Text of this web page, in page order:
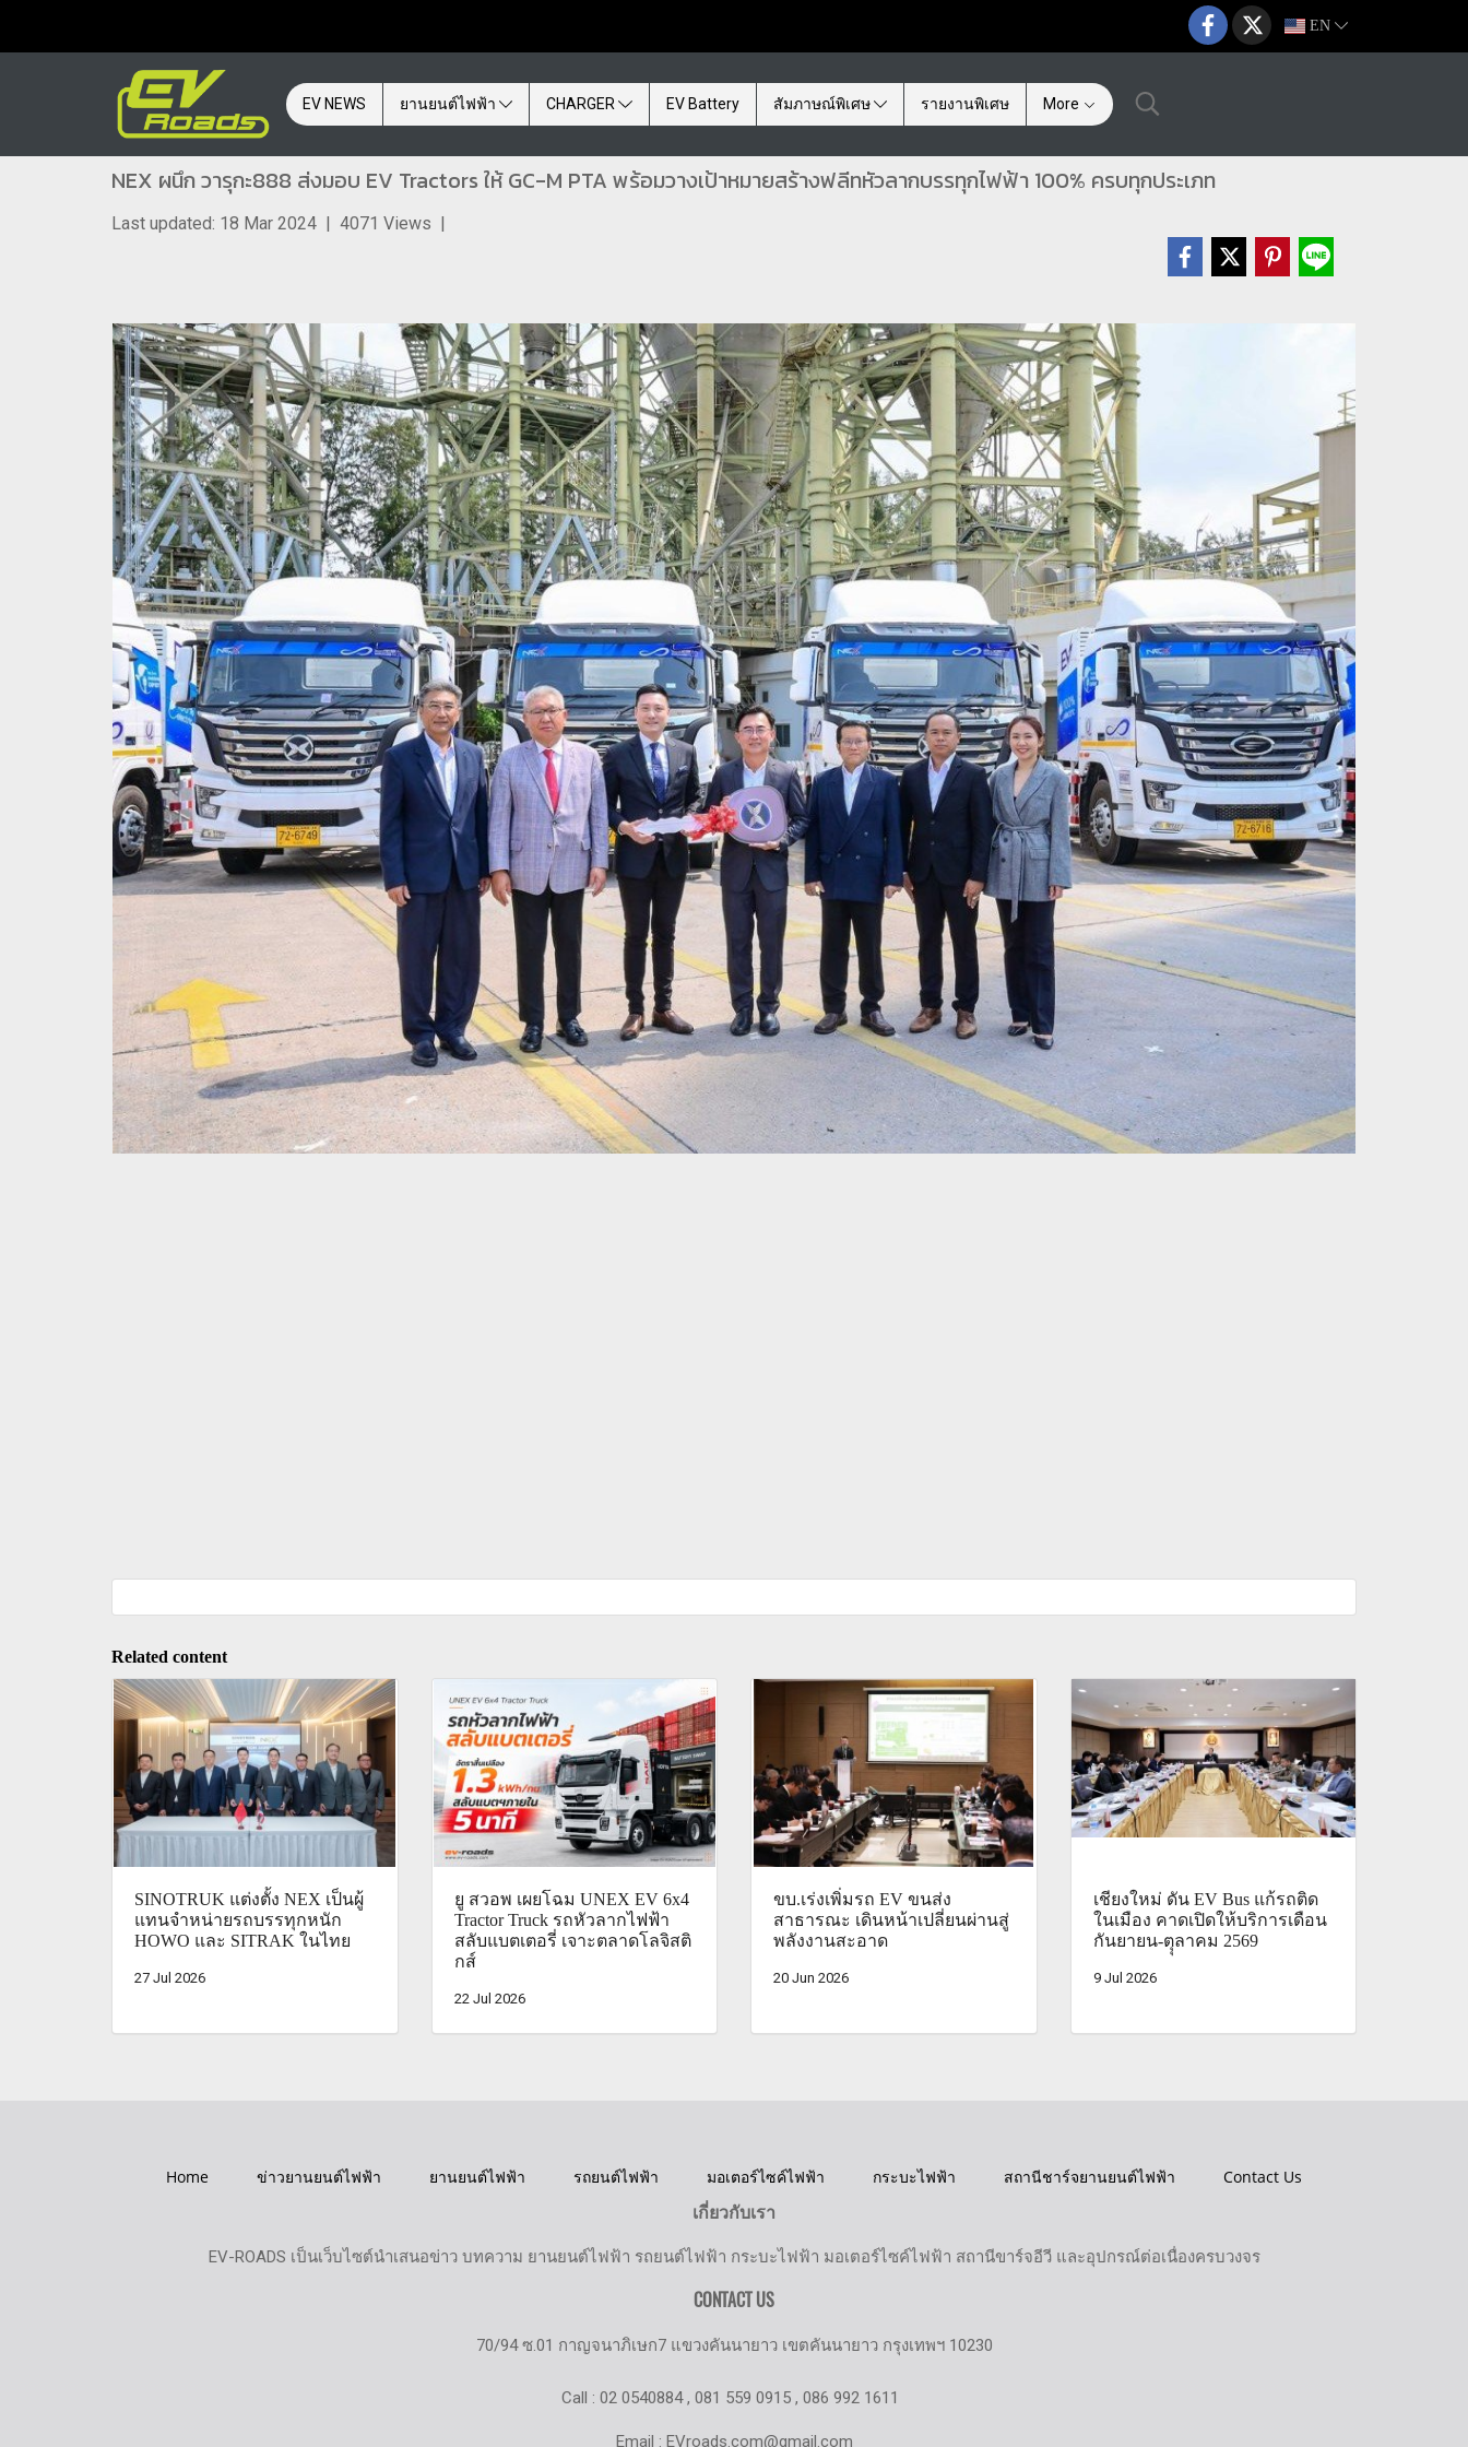
EN
EV NEWS ยานยนต์ไฟฟ้า CHARGER EV Battery สัมภาษณ์พิเศษ รายงานพิเศษ More
NEX ผนึก วารุกะ888 ส่งมอบ EV Tractors ให้ GC-M PTA พร้อมวางเป้าหมายสร้างฟลีทหัวลากบรรทุกไฟฟ้า 100% ครบทุกประเภท
Last updated: 18 Mar 2024 | 4071 Views |
Related content
SINOTRUK แต่งตั้ง NEX เป็นผู้
แทนจำหน่ายรถบรรทุกหนัก
HOWO และ SITRAK ในไทย
27 Jul 2026
ยู สวอพ เผยโฉม UNEX EV 6x4
Tractor Truck รถหัวลากไฟฟ้า
สลับแบตเตอรี่ เจาะตลาดโลจิสติ
กส์
22 Jul 2026
ขบ.เร่งเพิ่มรถ EV ขนส่ง
สาธารณะ เดินหน้าเปลี่ยนผ่านสู่
พลังงานสะอาด
20 Jun 2026
เชียงใหม่ ดัน EV Bus แก้รถติด
ในเมือง คาดเปิดให้บริการเดือน
กันยายน-ตุุลาคม 2569
9 Jul 2026
Home ข่าวยานยนต์ไฟฟ้า ยานยนต์ไฟฟ้า รถยนต์ไฟฟ้า มอเตอร์ไซค์ไฟฟ้า กระบะไฟฟ้า สถานีชาร์จยานยนต์ไฟฟ้า
Contact Us
เกี่ยวกับเรา
EV-ROADS เป็นเว็บไซต์นำเสนอข่าว บทความ ยานยนต์ไฟฟ้า รถยนต์ไฟฟ้า กระบะไฟฟ้า มอเตอร์ไซค์ไฟฟ้า สถานีขาร์จอีวี และอุปกรณ์ต่อเนื่องครบวงจร
CONTACT US
70/94 ซ.01 กาญจนาภิเษก7 แขวงคันนายาว เขตคันนายาว กรุงเทพฯ 10230
Call : 02 0540884 , 081 559 0915 , 086 992 1611
Email : EVroads.com@gmail.com